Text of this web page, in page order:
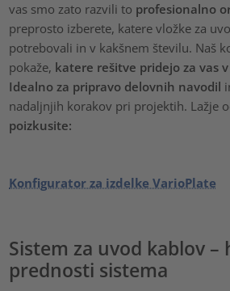
vas smo zato razvili to profesionalno
preprosto izberete, katere vložke za
potrebovali in v kakšnem številu. Naš
pokaže, katere rešitve pridejo za vas
Idealno za pripravo delovnih navodil
nadaljnjih korakov pri projektih. Lažje
poizkusite:
Konfigurator za izdelke VarioPlate
Sistem za uvod kablov
prednosti sistema